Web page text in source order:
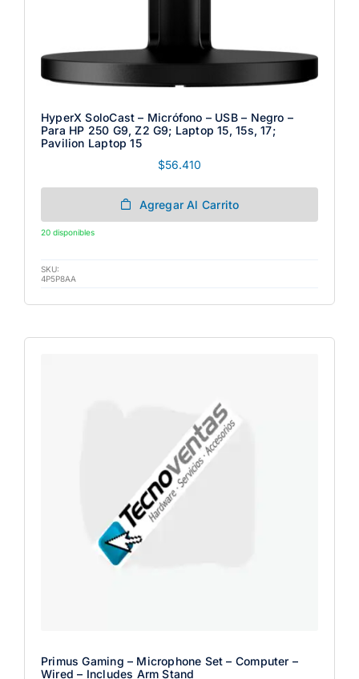
HyperX SoloCast – Micrófono – USB – Negro –
Para HP 250 G9, Z2 G9; Laptop 15, 15s, 17;
Pavilion Laptop 15
$56.410
Agregar Al Carrito
20 disponibles
SKU:
4P5P8AA
Primus Gaming – Microphone Set – Computer –
Wired – Includes Arm Stand